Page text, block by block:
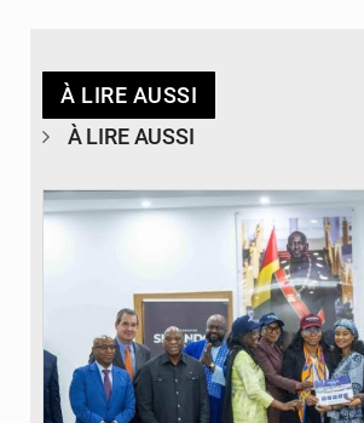
À LIRE AUSSI
À LIRE AUSSI